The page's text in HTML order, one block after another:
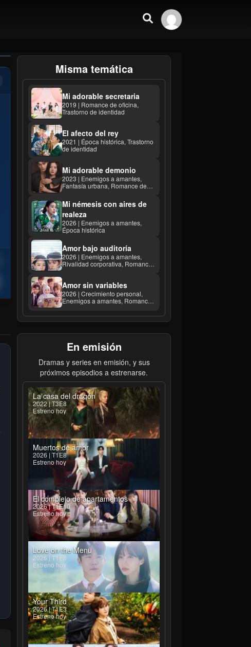
Misma temática
Mi adorable secretaria
2019 | Romance de oficina,
Trastorno de identidad
El afecto del rey
2021 | Época histórica, Trastorno
de identidad
Mi adorable demonio
2023 | Enemigos a amantes,
Fantasía urbana, Romance de
Mi némesis con aires de
realeza
2026 | Enemigos a amantes,
Época histórica
Amor bajo auditoría
2026 | Enemigos a amantes,
Rivalidad corporativa, Romance
Amor sin variables
2026 | Crecimiento personal,
Enemigos a amantes, Romance
En emisión
Dramas y series en emisión, y sus
próximos episodios a estrenarse.
La casa del dragón
2022 | T3E8
Estreno hoy
Muertos de amor
2026 | T1E8
Estreno hoy
El complejo de apartamentos
2026 | T1E10
Estreno hoy
Love on the Menu
2026 | T1E6
Estreno hoy
Your Third
2026 | T1E3
Estreno hoy